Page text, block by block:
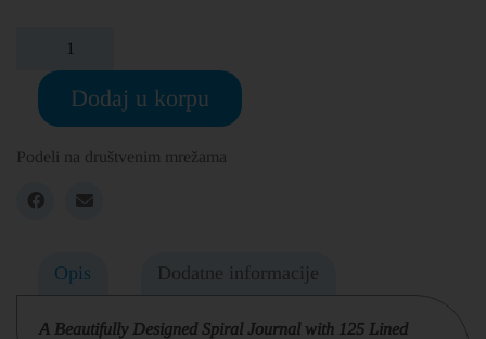
Dodaj u korpu
Podeli na društvenim mrežama
Opis Dodatne informacije
A Beautifully Designed Spiral Journal with 125 Lined